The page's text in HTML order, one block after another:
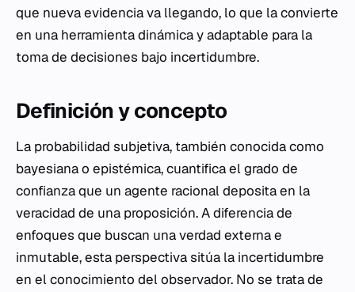
que nueva evidencia va llegando, lo que la convierte
en una herramienta dinámica y adaptable para la
toma de decisiones bajo incertidumbre.
Definición y concepto
La probabilidad subjetiva, también conocida como
bayesiana o epistémica, cuantifica el grado de
confianza que un agente racional deposita en la
veracidad de una proposición. A diferencia de
enfoques que buscan una verdad externa e
inmutable, esta perspectiva sitúa la incertidumbre
en el conocimiento del observador. No se trata de